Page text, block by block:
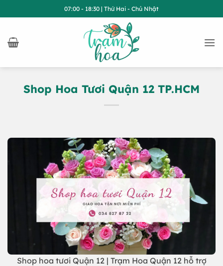
qua
dung
07:00 - 18:30 | Thứ Hai - Chủ Nhật
Shop Hoa Tươi Quận 12 TP.HCM
Shop hoa tươi Quận 12 | Trạm Hoa Quận 12 hỗ trợ